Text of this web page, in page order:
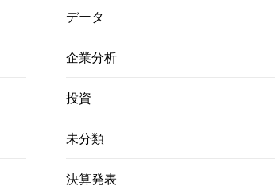
データ
企業分析
投資
未分類
決算発表